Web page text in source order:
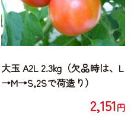
大玉 A2L 2.3kg（欠品時は、L
→M→S,2Sで荷造り）
2,151円